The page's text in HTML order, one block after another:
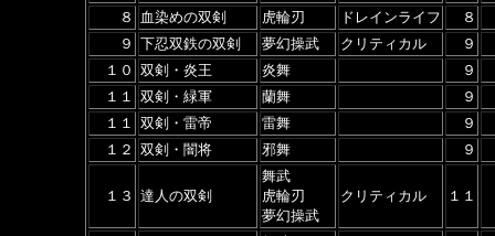
８
血染めの双剣 虎輪刃 ドレインライフ
８
９ 下忍双鉄の双剣 夢幻操武 クリティカル
９
１０ 双剣・炎王 炎舞
９
１１ 双剣・緑軍 蘭舞
９
１１ 双剣・雷帝 雷舞
９
１２ 双剣・闇将 邪舞 ９
１３ 達人の双剣
舞武
虎輪刃
夢幻操武
クリティカル １１